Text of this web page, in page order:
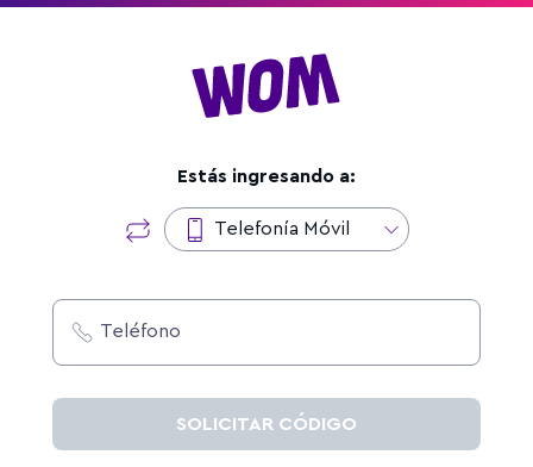
Estás ingresando a:
Telefonía Móvil
Teléfono
SOLICITAR CÓDIGO